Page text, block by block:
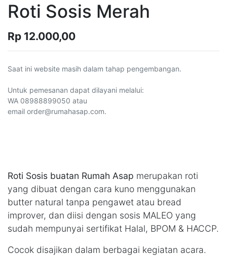
Roti Sosis Merah
Rp 12.000,00
Saat ini website masih dalam tahap pengembangan.
Untuk pemesanan dapat dilayani melalui:
WA 08988899050 atau
email order@rumahasap.com.
Roti Sosis buatan Rumah Asap merupakan roti
yang dibuat dengan cara kuno menggunakan
butter natural tanpa pengawet atau bread
improver, dan diisi dengan sosis MALEO yang
sudah mempunyai sertifikat Halal, BPOM & HACCP.
Cocok disajikan dalam berbagai kegiatan acara.